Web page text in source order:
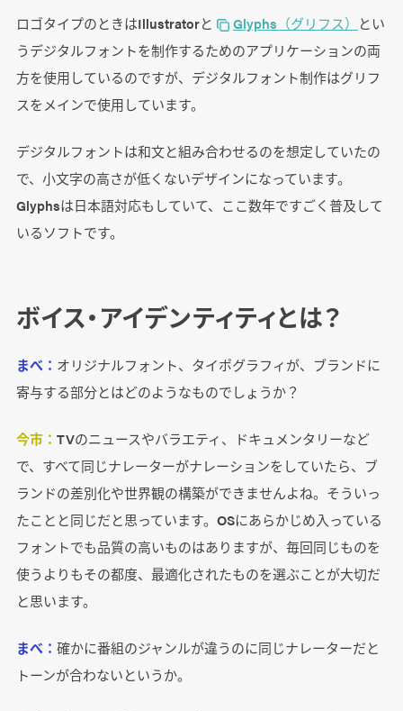
ロゴタイプのときはIllustratorと Glyphs（グリフス）
とい
うデジタルフォントを制作するためのアプリケーションの両
方を使用しているのですが、デジタルフォント制作はグリフ
スをメインで使用しています。
デジタルフォントは和文と組み合わせるのを想定していたの
で、小文字の高さが低くないデザインになっています。
Glyphsは日本語対応もしていて、ここ数年ですごく普及して
いるソフトです。
ボイス・アイデンティティとは？
まべ： オリジナルフォント、タイポグラフィが、ブランドに
寄与する部分とはどのようなものでしょうか？
今市： TVのニュースやバラエティ、ドキュメンタリーなど
で、すべて同じナレーターがナレーションをしていたら、ブ
ランドの差別化や世界観の構築ができませんよね。そういっ
たことと同じだと思っています。OSにあらかじめ入っている
フォントでも品質の高いものはありますが、毎回同じものを
使うよりもその都度、最適化されたものを選ぶことが大切だ
と思います。
まべ： 確かに番組のジャンルが違うのに同じナレーターだと
トーンが合わないというか。